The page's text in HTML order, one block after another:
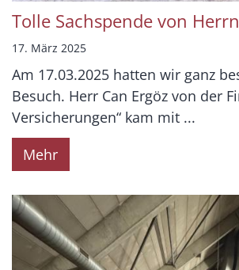
Tolle Sachspende von
17. März 2025
Am 17.03.2025 hatten wir ganz
Besuch. Herr Can Ergöz von der
Versicherungen“ kam mit ...
Mehr